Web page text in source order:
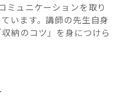
ミュニケーションを取り
います。講師の先生自身
納のコツ」を身につけら